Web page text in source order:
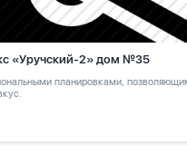
«Уручский-2» дом №35
планировками,